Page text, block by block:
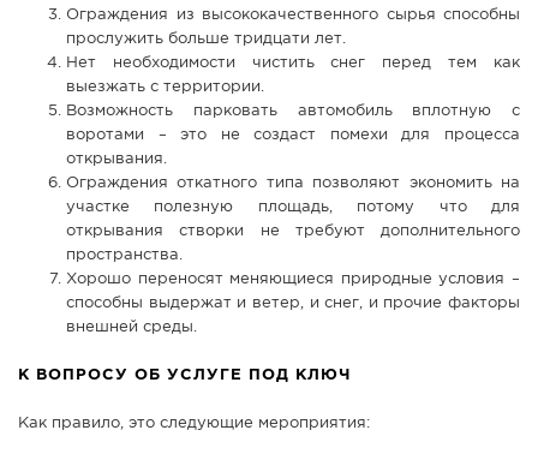
Ограждения из высококачественного сырья способны
прослужить больше тридцати лет.
Нет необходимости чистить снег перед тем как
выезжать с территории.
Возможность парковать автомобиль вплотную с
воротами – это не создаст помехи для процесса
открывания.
Ограждения откатного типа позволяют экономить на
участке полезную площадь, потому что для
открывания створки не требуют дополнительного
пространства.
Хорошо переносят меняющиеся природные условия –
способны выдержат и ветер, и снег, и прочие факторы
внешней среды.
К ВОПРОСУ ОБ УСЛУГЕ ПОД КЛЮЧ
Как правило, это следующие мероприятия: